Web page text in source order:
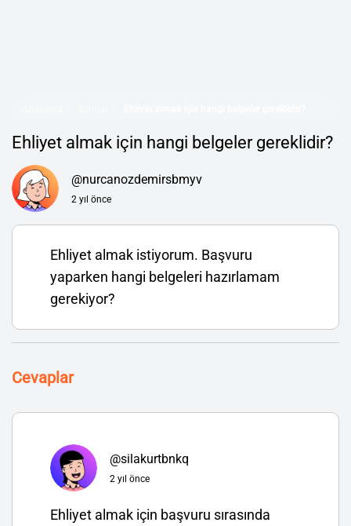
Ehliyet almak için hangi belgeler gereklidir?
@nurcanozdemirsbmyv
2 yıl önce
Ehliyet almak istiyorum. Başvuru
yaparken hangi belgeleri hazırlamam
gerekiyor?
Cevaplar
@silakurtbnkq
2 yıl önce
Ehliyet almak için başvuru sırasında